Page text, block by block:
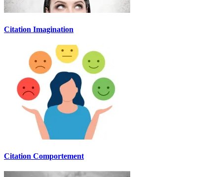
Citation Imagination
Citation Comportement